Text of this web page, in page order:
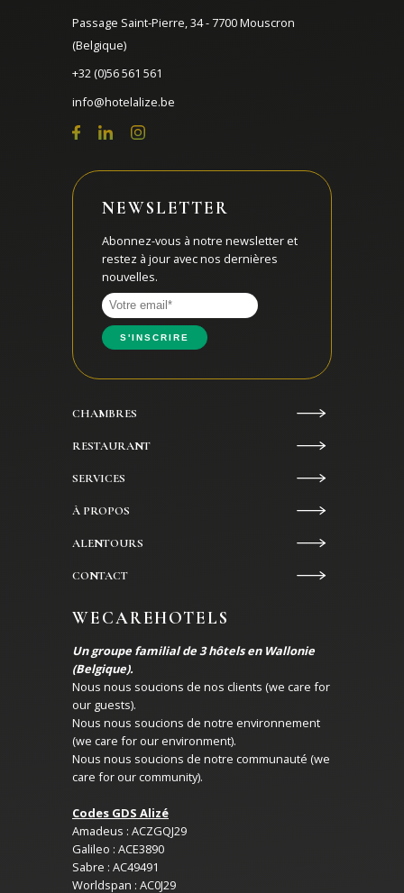
Passage Saint-Pierre, 34 - 7700 Mouscron
(Belgique)
+32 (0)56 561 561
info@hotelalize.be
NEWSLETTER
Abonnez-vous à notre newsletter et
restez à jour avec nos dernières
nouvelles.
CHAMBRES
RESTAURANT
SERVICES
À PROPOS
ALENTOURS
CONTACT
WECAREHOTELS
Un groupe familial de 3 hôtels en Wallonie
(Belgique).
Nous nous soucions de nos clients (we care for
our guests).
Nous nous soucions de notre environnement
(we care for our environment).
Nous nous soucions de notre communauté (we
care for our community).
Codes GDS Alizé
Amadeus : ACZGQJ29
Galileo : ACE3890
Sabre : AC49491
Worldspan : AC0J29